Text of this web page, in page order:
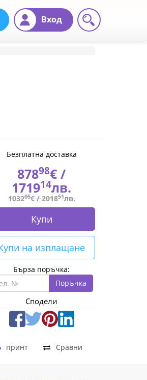
Вход
Безплатна доставка
87898€ /
171914лв.
103205€ /201851лв.
Купи
на изплащане
Бърза поръчка:
Поръчка
Сподели
Сравни
принт